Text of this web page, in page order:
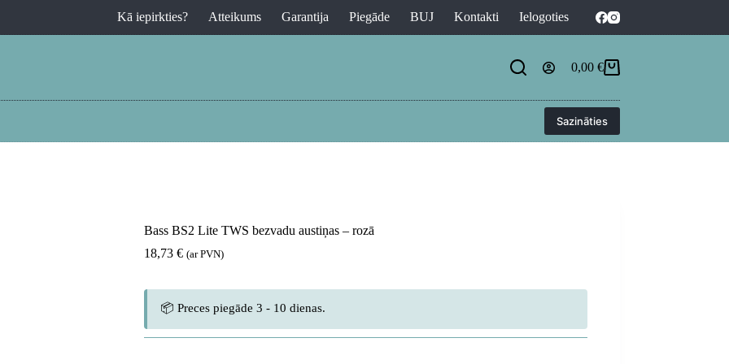
Kā iepirkties? Atteikums Garantija Piegāde BUJ Kontakti Ielogoties
Shopping
0,00 €
Sazināties
Bass BS2 Lite TWS bezvadu austiņas – rozā
18,73 € (ar PVN)
📦 Preces piegāde 3 - 10 dienas.